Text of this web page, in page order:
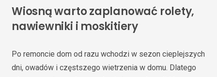
Wiosną warto zaplanować rolety,
nawiewniki i moskitiery
Po remoncie dom od razu wchodzi w sezon cieplejszych
dni, owadów i częstszego wietrzenia w domu. Dlatego